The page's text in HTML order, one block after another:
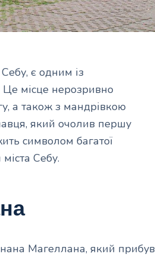
є одним із
Це місце нерозривно
а також з мандрівкою
який очолив першу
символом багатої
Себу.
Магеллана, який прибув